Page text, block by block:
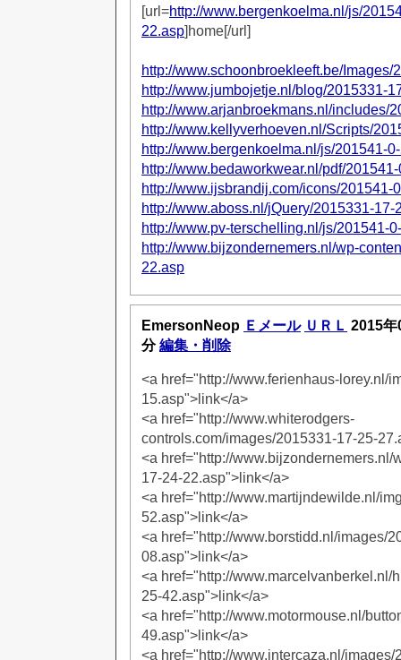
[url=http://www.bergenkoelma.nl/js/
22.asp]home[/url]
http://www.schoonbroekleeft.be/Images/
http://www.jumbojetje.nl/blog/2015331-
http://www.arjanbroekmans.nl/includes/
http://www.kellyverhoeven.nl/Scripts/
http://www.bergenkoelma.nl/js/201541-
http://www.bedaworkwear.nl/pdf/
http://www.ijsbrandij.com/icons/201541-
http://www.aboss.nl/jQuery/2015331-17-
http://www.pv-terschelling.nl/js/201541-
http://www.bijzondernemers.nl/wp-
22.asp
EmersonNeop Ｅメール ＵＲＬ 2015年
分編集・削除
<a href="http://www.ferienhaus-lorey.nl/
15.asp">link</a>
<a href="http://www.whiterodgers-
controls.com/images/2015331-17-25-
<a href="http://www.bijzondernemers.nl/
17-24-22.asp">link</a>
<a href="http://www.martijndewilde.nl/
52.asp">link</a>
<a href="http://www.borstidd.nl/images/
08.asp">link</a>
<a href="http://www.marcelvanberkel.nl/
25-42.asp">link</a>
<a href="http://www.motormouse.nl/
49.asp">link</a>
<a href="http://www.intercaza.nl/images/